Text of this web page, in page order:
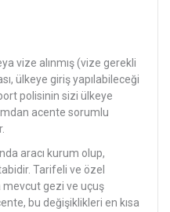
vize alınmış (vize gerekli
ülkeye giriş yapılabileceği
polisinin sizi ülkeye
acente sorumlu
aracı kurum olup,
Tarifeli ve özel
gezi ve uçuş
bu değişiklikleri en kısa